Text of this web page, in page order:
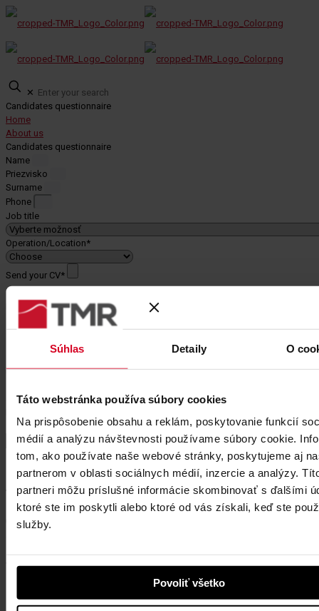
Súhlas Detaily O
Táto webstránka používa súbory cookies
Na prispôsobenie obsahu a reklám, poskytovanie funkcií
médií a analýzu návštevnosti používame súbory cookie.
tom, ako používate naše webové stránky, poskytujeme aj
partnerom v oblasti sociálnych médií, inzercie a analýzy.
partneri môžu príslušné informácie skombinovať s ďalšími
ktoré ste im poskytli alebo ktoré od vás získali, keď ste
služby.
Povoliť všetko
✕
Candidates questionnaire
Home
About us
Candidates questionnaire
Name
Priezvisko
Surname
Phone
Job title
Operation/Location*
Send your CV*
Motivation letter
Message
applicants are specified in the information obligation rules of the Privacy
Odoslať dotazník
Tatry mountain resorts, a.s.
Demänovská Dolina 72
031 01 Liptovský Mikuláš 1
VISIT OUR RESORTS
Vysoké Tatry